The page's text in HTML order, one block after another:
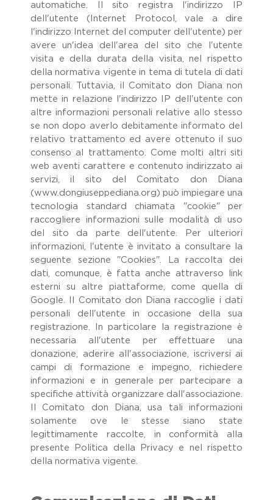
automatiche. Il sito registra l'indirizzo IP
dell'utente (Internet Protocol, vale a dire
l'indirizzo Internet del computer dell'utente) per
avere un'idea dell'area del sito che l'utente
visita e della durata della visita, nel rispetto
della normativa vigente in tema di tutela di dati
personali. Tuttavia, il Comitato don Diana non
mette in relazione l'indirizzo IP dell'utente con
altre informazioni personali relative allo stesso
se non dopo averlo debitamente informato del
relativo trattamento ed avere ottenuto il suo
consenso al trattamento. Come molti altri siti
web aventi carattere e contenuto indirizzato ai
servizi, il sito del Comitato don Diana
(www.dongiuseppediana.org) può impiegare una
tecnologia standard chiamata "cookie" per
raccogliere informazioni sulle modalità di uso
del sito da parte dell'utente. Per ulteriori
informazioni, l'utente è invitato a consultare la
seguente sezione "Cookies". La raccolta dei
dati, comunque, è fatta anche attraverso link
esterni su altre piattaforme, come quella di
Google. Il Comitato don Diana raccoglie i dati
personali dell'utente in occasione della sua
registrazione. In particolare la registrazione è
necessaria all'utente per effettuare una
donazione, aderire all'associazione, iscriversi ai
campi di formazione e impegno, richiedere
informazioni e in generale per partecipare a
specifiche attività organizzare dall'associazione.
Il Comitato don Diana, usa tali informazioni
solamente ove le stesse siano state
legittimamente raccolte, in conformità alla
presente Politica della Privacy e nel rispetto
della normativa vigente.